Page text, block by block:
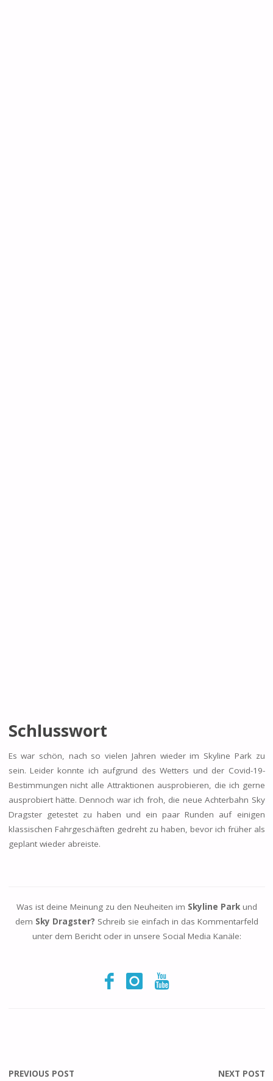
Schlusswort
Es war schön, nach so vielen Jahren wieder im Skyline Park zu
sein. Leider konnte ich aufgrund des Wetters und der Covid-19-
Bestimmungen nicht alle Attraktionen ausprobieren, die ich gerne
ausprobiert hätte. Dennoch war ich froh, die neue Achterbahn Sky
Dragster getestet zu haben und ein paar Runden auf einigen
klassischen Fahrgeschäften gedreht zu haben, bevor ich früher als
geplant wieder abreiste.
Was ist deine Meinung zu den Neuheiten im Skyline Parkund
dem Sky Dragster? Schreib sie einfach in das Kommentarfeld
unter dem Bericht oder in unsere Social Media Kanäle:
PREVIOUS POST NEXT POST